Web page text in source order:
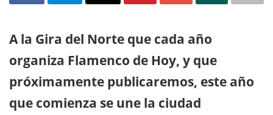
A la Gira del Norte que cada año
organiza Flamenco de Hoy, y que
próximamente publicaremos, este año
que comienza se une la ciudad